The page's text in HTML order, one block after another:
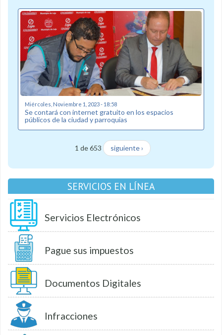
Miércoles, Noviembre 1, 2023 - 18:58
Se contará con internet gratuito en los espacios
públicos de la ciudad y parroquias
1 de 653 siguiente ›
SERVICIOS EN LÍNEA
Servicios Electrónicos
Pague sus impuestos
Documentos Digitales
Infracciones